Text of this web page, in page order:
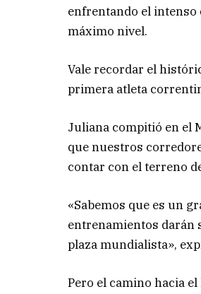
enfrentando el
máximo nivel.
Vale recordar el
primera atleta
Juliana compitió en el
que nuestros
contar con el terreno
«Sabemos que es un
entrenamientos darán
plaza mundialista»,
Pero el camino hacia